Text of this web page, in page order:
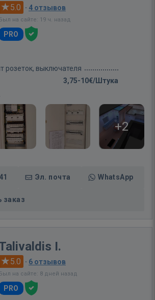
5.0 · 4 отзывов
на сайте: 19 ч. назад
PRO
розеток, выключателя
3,75-10€/Штука
+2
Эл. почта WhatsApp
заказ
I.
5.0 · 6 отзывов
на сайте: 8 дней назад
PRO